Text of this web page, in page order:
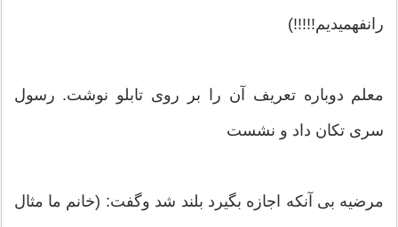
رانفهمیدیم!!!!!)
معلم دوباره تعریف آن را بر روی تابلو نوشت. رسول
سری تکان داد و نشست
مرضیه بی آنکه اجازه بگیرد بلند شد وگفت: (خانم ما مثال